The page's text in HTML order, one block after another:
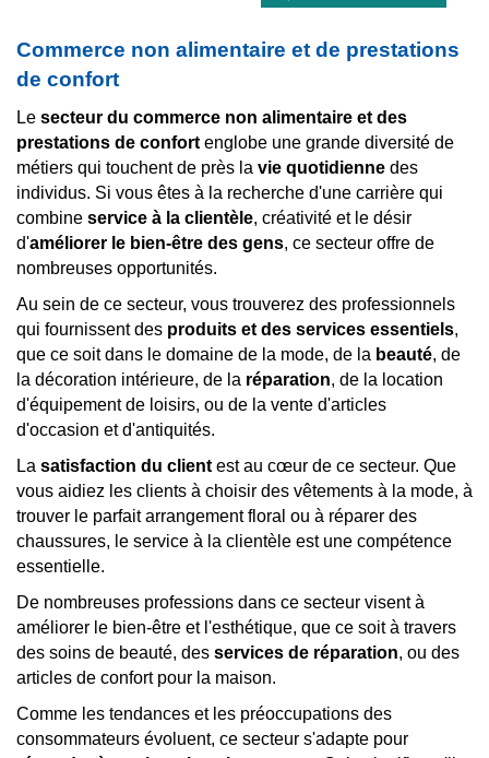
Commerce non alimentaire et de prestations
de confort
Le secteur du commerce non alimentaire et des
prestations de confort englobe une grande diversité de
métiers qui touchent de près la vie quotidienne des
individus. Si vous êtes à la recherche d'une carrière qui
combine service à la clientèle, créativité et le désir
d'améliorer le bien-être des gens, ce secteur offre de
nombreuses opportunités.
Au sein de ce secteur, vous trouverez des professionnels
qui fournissent des produits et des services essentiels,
que ce soit dans le domaine de la mode, de la beauté, de
la décoration intérieure, de la réparation, de la location
d'équipement de loisirs, ou de la vente d'articles
d'occasion et d'antiquités.
La satisfaction du client est au cœur de ce secteur. Que
vous aidiez les clients à choisir des vêtements à la mode, à
trouver le parfait arrangement floral ou à réparer des
chaussures, le service à la clientèle est une compétence
essentielle.
De nombreuses professions dans ce secteur visent à
améliorer le bien-être et l'esthétique, que ce soit à travers
des soins de beauté, des services de réparation, ou des
articles de confort pour la maison.
Comme les tendances et les préoccupations des
consommateurs évoluent, ce secteur s'adapte pour